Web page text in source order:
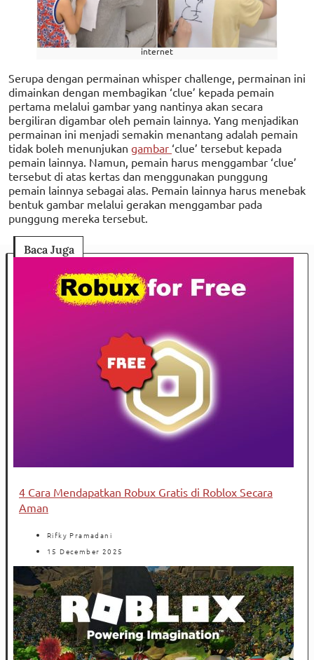
internet
Serupa dengan permainan whisper challenge, permainan ini
dimainkan dengan membagikan ‘clue’ kepada pemain
pertama melalui gambar yang nantinya akan secara
bergiliran digambar oleh pemain lainnya. Yang menjadikan
permainan ini menjadi semakin menantang adalah pemain
tidak boleh menunjukan gambar ‘clue’ tersebut kepada
pemain lainnya. Namun, pemain harus menggambar ‘clue’
tersebut di atas kertas dan menggunakan punggung
pemain lainnya sebagai alas. Pemain lainnya harus menebak
bentuk gambar melalui gerakan menggambar pada
punggung mereka tersebut.
Baca Juga
4 Cara Mendapatkan Robux Gratis di Roblox Secara
Aman
Rifky Pramadani
15 December 2025